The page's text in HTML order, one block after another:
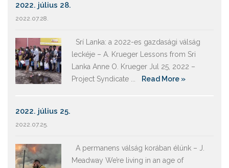
2022. július 28.
2022.07.28.
Srí Lanka: a 2022-es gazdasági válság
leckéje – A. Krueger Lessons from Sri
Lanka Anne O. Krueger Jul 25, 2022 –
Project Syndicate ...
Read More »
2022. július 25.
2022.07.25.
A permanens válság korában élünk – J.
Meadway We’re living in an age of